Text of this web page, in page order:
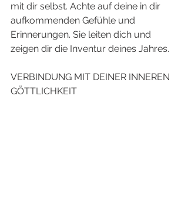
mit dir selbst. Achte auf deine in dir
aufkommenden Gefühle und
Erinnerungen. Sie leiten dich und
zeigen dir die Inventur deines Jahres.
VERBINDUNG MIT DEINER INNEREN
GÖTTLICHKEIT